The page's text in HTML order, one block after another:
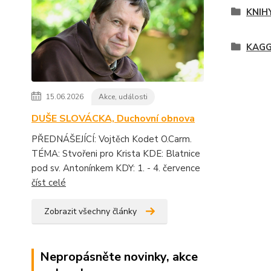
15.06.2026 Akce, události
DUŠE SLOVÁCKA, Duchovní obnova
PŘEDNÁŠEJÍCÍ: Vojtěch Kodet O.Carm.
TÉMA: Stvořeni pro Krista KDE: Blatnice
pod sv. Antonínkem KDY: 1. - 4. července
číst celé
Zobrazit všechny články
Nepropásněte novinky, akce